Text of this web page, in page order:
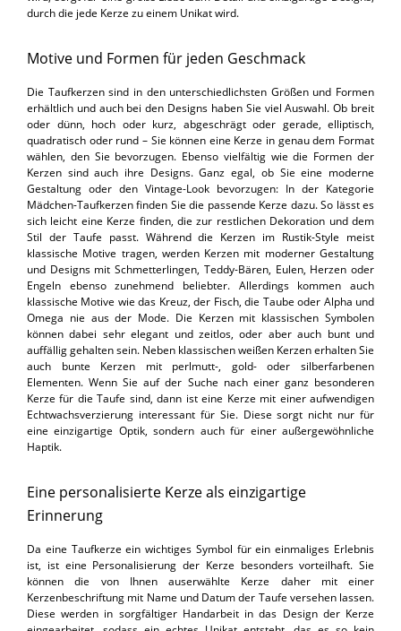
durch die jede Kerze zu einem Unikat wird.
Motive und Formen für jeden Geschmack
Die Taufkerzen sind in den unterschiedlichsten Größen und Formen
erhältlich und auch bei den Designs haben Sie viel Auswahl. Ob breit
oder dünn, hoch oder kurz, abgeschrägt oder gerade, elliptisch,
quadratisch oder rund – Sie können eine Kerze in genau dem Format
wählen, den Sie bevorzugen. Ebenso vielfältig wie die Formen der
Kerzen sind auch ihre Designs. Ganz egal, ob Sie eine moderne
Gestaltung oder den Vintage-Look bevorzugen: In der Kategorie
Mädchen-Taufkerzen finden Sie die passende Kerze dazu. So lässt es
sich leicht eine Kerze finden, die zur restlichen Dekoration und dem
Stil der Taufe passt. Während die Kerzen im Rustik-Style meist
klassische Motive tragen, werden Kerzen mit moderner Gestaltung
und Designs mit Schmetterlingen, Teddy-Bären, Eulen, Herzen oder
Engeln ebenso zunehmend beliebter. Allerdings kommen auch
klassische Motive wie das Kreuz, der Fisch, die Taube oder Alpha und
Omega nie aus der Mode. Die Kerzen mit klassischen Symbolen
können dabei sehr elegant und zeitlos, oder aber auch bunt und
auffällig gehalten sein. Neben klassischen weißen Kerzen erhalten Sie
auch bunte Kerzen mit perlmutt-, gold- oder silberfarbenen
Elementen. Wenn Sie auf der Suche nach einer ganz besonderen
Kerze für die Taufe sind, dann ist eine Kerze mit einer aufwendigen
Echtwachsverzierung interessant für Sie. Diese sorgt nicht nur für
eine einzigartige Optik, sondern auch für einer außergewöhnliche
Haptik.
Eine personalisierte Kerze als einzigartige
Erinnerung
Da eine Taufkerze ein wichtiges Symbol für ein einmaliges Erlebnis
ist, ist eine Personalisierung der Kerze besonders vorteilhaft. Sie
können die von Ihnen auserwählte Kerze daher mit einer
Kerzenbeschriftung mit Name und Datum der Taufe versehen lassen.
Diese werden in sorgfältiger Handarbeit in das Design der Kerze